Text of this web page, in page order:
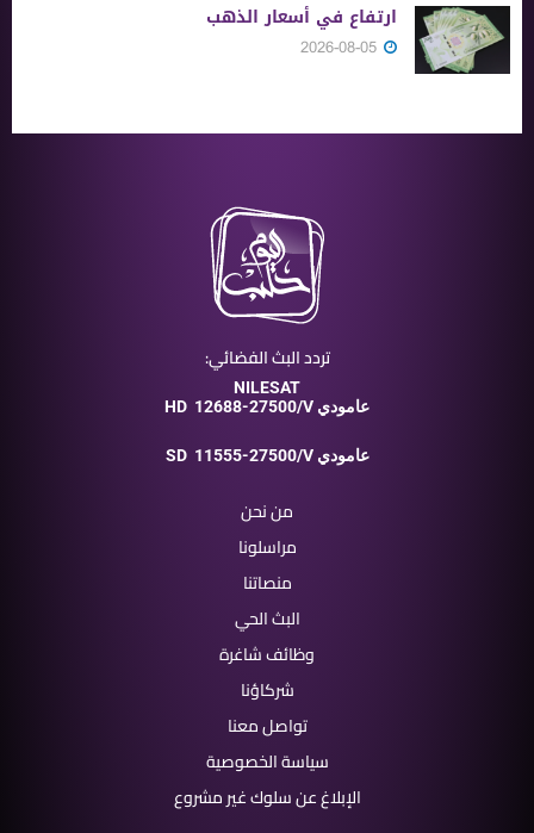
ارتفاع في أسعار الذهب
تردد البث الفضائي:
NILESAT
HD
12688-27500/V عامودي
SD 11555-27500/V عامودي
من نحن
مراسلونا
منصاتنا
البث الحي
وظائف شاغرة
شركاؤنا
تواصل معنا
سياسة الخصوصية
الإبلاغ عن سلوك غير مشروع